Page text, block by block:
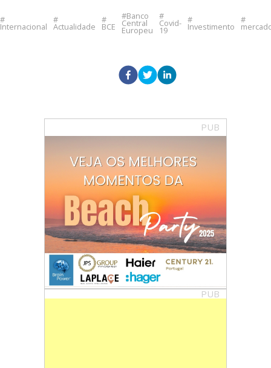
Internacional Actualidade BCE
Banco
Central
Europeu
Covid-
19 Investimento
PUB
PUB